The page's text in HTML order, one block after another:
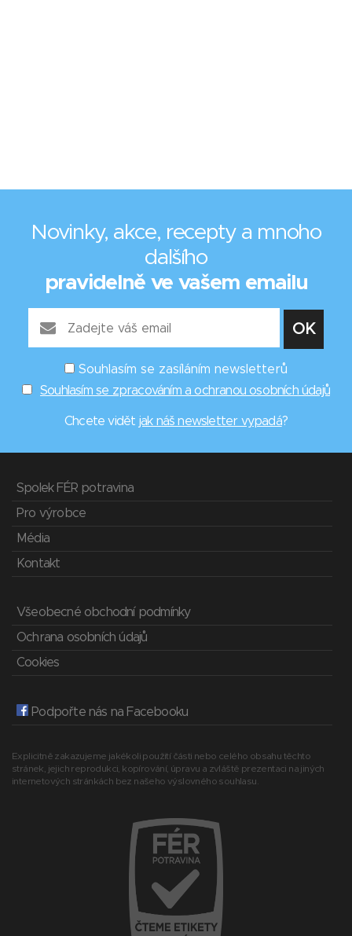
Novinky, akce, recepty a mnoho
dalšího
pravidelně ve vašem emailu
Souhlasím se zasíláním newsletterů
Souhlasím se zpracováním a ochranou osobních údajů
Chcete vidět jak náš newsletter vypadá?
Spolek FÉR potravina
Pro výrobce
Média
Kontakt
Všeobecné obchodní podmínky
Ochrana osobních údajů
Cookies
Podpořte nás na Facebooku
Explicitně zakazujeme jakékoli použití části nebo celého obsahu těchto
stránek, jejich reprodukci, kopírování, úpravu a zvláště prezentaci na jiných
internetových stránkách bez našeho výslovného souhlasu.